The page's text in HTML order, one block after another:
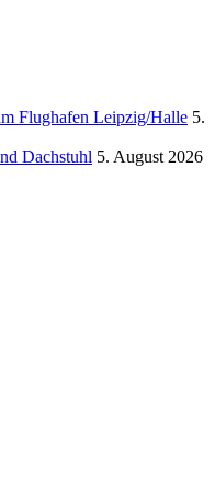
Flughafen Leipzig/Halle 5.
Dachstuhl 5. August 2026